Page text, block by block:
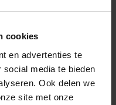
cookies
en advertenties te
media te bieden
Ook delen we
site met onze